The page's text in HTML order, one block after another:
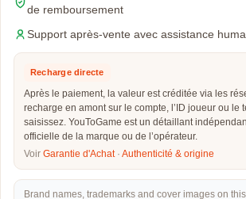
de remboursement
Support après-vente avec assistance
Recharge directe
Après le paiement, la valeur est créditée via les
recharge en amont sur le compte, l’ID joueur ou le
saisissez. YouToGame est un détaillant
officielle de la marque ou de l’opérateur.
Voir Garantie d'Achat· Authenticité & origine
Brand names, trademarks and cover images on